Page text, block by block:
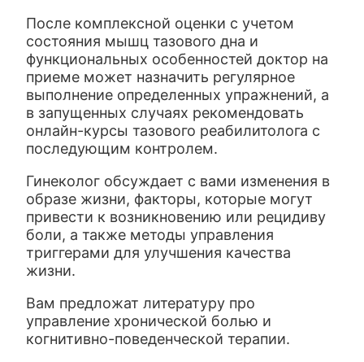
После комплексной оценки с учетом
состояния мышц тазового дна и
функциональных особенностей доктор на
приеме может назначить регулярное
выполнение определенных упражнений, а
в запущенных случаях рекомендовать
онлайн-курсы тазового реабилитолога с
последующим контролем.
Гинеколог обсуждает с вами изменения в
образе жизни, факторы, которые могут
привести к возникновению или рецидиву
боли, а также методы управления
триггерами для улучшения качества
жизни.
Вам предложат литературу про
управление хронической болью и
когнитивно-поведенческой терапии.